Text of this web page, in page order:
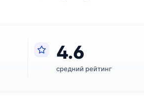
4.6
средний рейтинг